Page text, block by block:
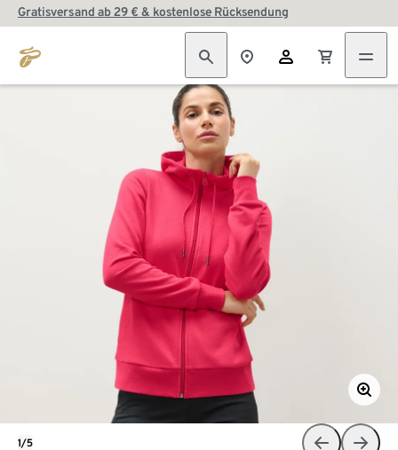
Gratisversand ab 29 € & kostenlose Rücksendung
1/5